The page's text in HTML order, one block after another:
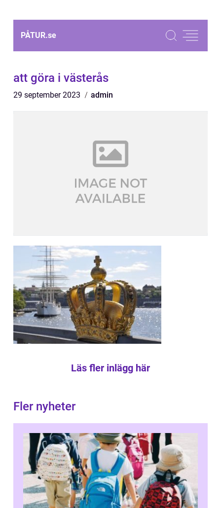
PÅTUR.se
att göra i västerås
29 september 2023 admin
Läs fler inlägg här
Fler nyheter